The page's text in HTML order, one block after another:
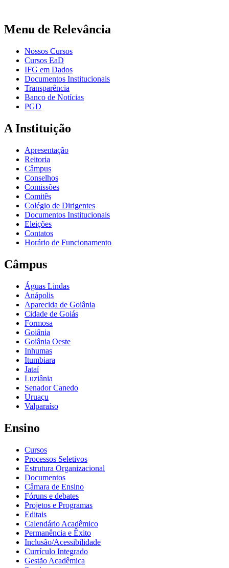
Menu de Relevância
Nossos Cursos
Cursos EaD
IFG em Dados
Documentos Institucionais
Transparência
Banco de Notícias
PGD
A Instituição
Apresentação
Reitoria
Câmpus
Conselhos
Comissões
Comitês
Colégio de Dirigentes
Documentos Institucionais
Eleições
Contatos
Horário de Funcionamento
Câmpus
Águas Lindas
Anápolis
Aparecida de Goiânia
Cidade de Goiás
Formosa
Goiânia
Goiânia Oeste
Inhumas
Itumbiara
Jataí
Luziânia
Senador Canedo
Uruaçu
Valparaíso
Ensino
Cursos
Processos Seletivos
Estrutura Organizacional
Documentos
Câmara de Ensino
Fóruns e debates
Projetos e Programas
Editais
Calendário Acadêmico
Permanência e Êxito
Inclusão/Acessibilidade
Currículo Integrado
Gestão Acadêmica